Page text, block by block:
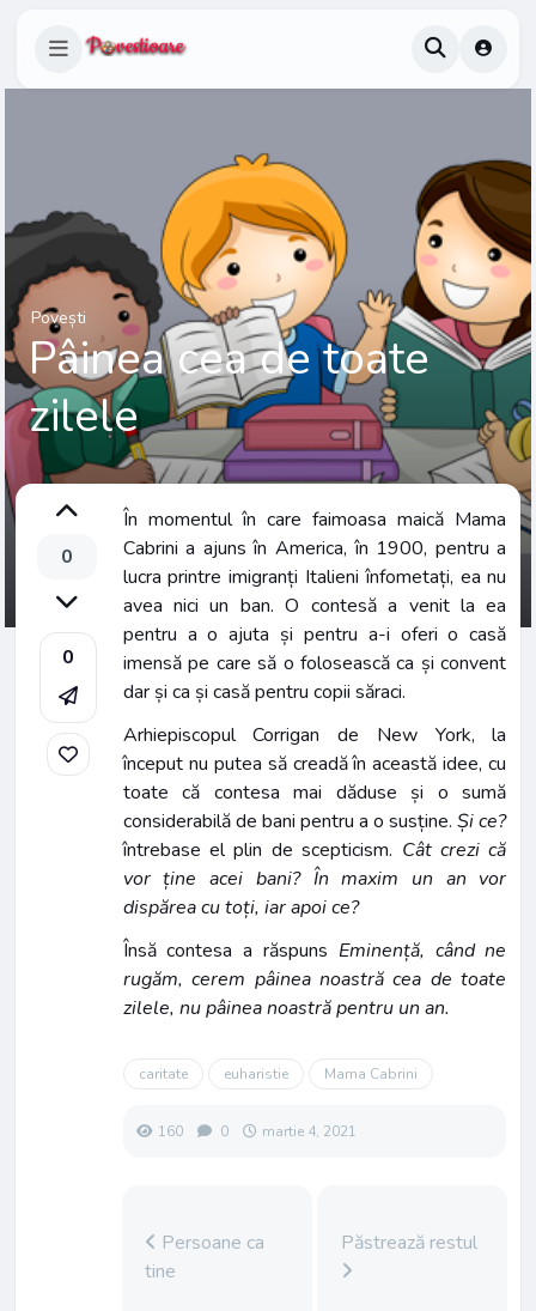
Povești
Pâinea cea de toate
zilele
0
0
În momentul în care faimoasa maică Mama
Cabrini a ajuns în America, în 1900, pentru a
lucra printre imigranți Italieni înfometați, ea nu
avea nici un ban. O contesă a venit la ea
pentru a o ajuta și pentru a-i oferi o casă
imensă pe care să o folosească ca și convent
dar și ca și casă pentru copii săraci.
Arhiepiscopul Corrigan de New York, la
început nu putea să creadă în această idee, cu
toate că contesa mai dăduse și o sumă
considerabilă de bani pentru a o susține.Și ce?
întrebase el plin de scepticism. Cât crezi că
vor ține acei bani? În maxim un an vor
dispărea cu toți, iar apoi ce?
Însă contesa a răspuns Eminență, când ne
rugăm, cerem pâinea noastră cea de toate
zilele, nu pâinea noastră pentru un an.
caritate euharistie Mama Cabrini
160 0 martie 4, 2021
Persoane ca
tine
Păstrează restul